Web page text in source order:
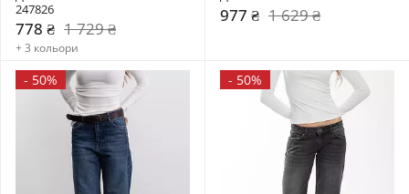
247826
778 ₴ 1 729 ₴
+ 3 кольори
977 ₴ 1 629 ₴
- 50% - 50%